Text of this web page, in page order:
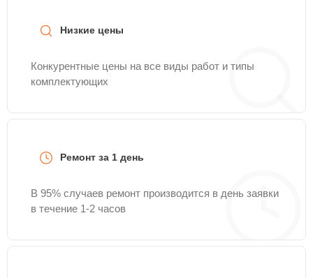
Низкие цены
Конкурентные цены на все виды работ и типы
комплектующих
Ремонт за 1 день
В 95% случаев ремонт производится в день заявки
в течение 1-2 часов